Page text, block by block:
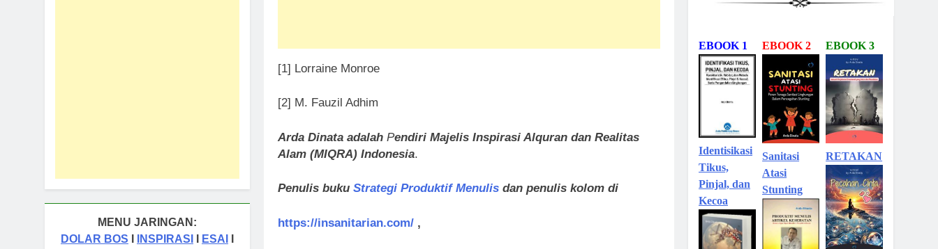
MENU JARINGAN:
DOLAR BOS I INSPIRASI I ESAI I
[1] Lorraine Monroe
[2] M. Fauzil Adhim
Arda Dinata adalah Pendiri Majelis Inspirasi Alquran dan Realitas
Alam (MIQRA) Indonesia.
Penulis buku Strategi Produktif Menulis dan penulis kolom di
https://insanitarian.com/ ,
EBOOK 1
Identisikasi
Tikus,
Pinjal, dan
Kecoa
EBOOK 2
Sanitasi
Atasi
Stunting
EBOOK 3
RETAKAN